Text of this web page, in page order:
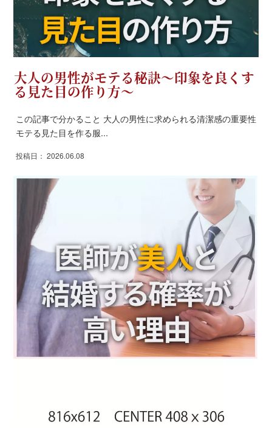
大人の男性がモテる秘訣～印象を良くす
る見た目の作り方～
この記事で分かること 大人の男性に求められる清潔感の重要性
モテる見た目を作る服...
投稿日： 2026.06.08